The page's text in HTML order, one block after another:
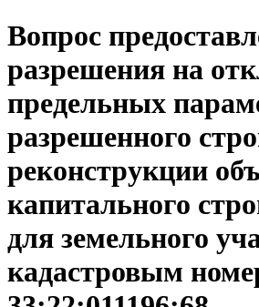
Вопрос
разрешения на
предельных
разрешенного
реконструкции
капитального
для земельного
кадастровым